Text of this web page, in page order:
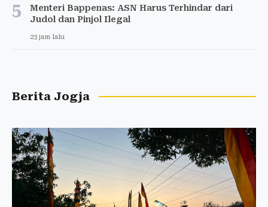
5
Menteri Bappenas: ASN Harus Terhindar dari
Judol dan Pinjol Ilegal
23 jam lalu
Berita Jogja